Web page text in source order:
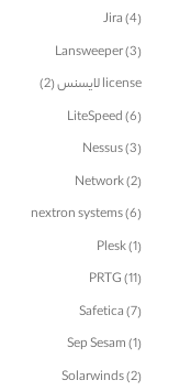
Jira(4)
Lansweeper(3)
license لایسنس
(2)
LiteSpeed(6)
Nessus(3)
Network(2)
nextron systems(6)
Plesk(1)
PRTG(11)
Safetica(7)
Sep Sesam(1)
Solarwinds(2)